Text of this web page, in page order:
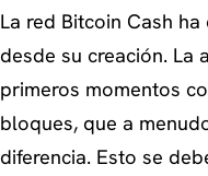
La red Bitcoin Cash
desde su creación. La
primeros momentos
bloques, que a
diferencia. Esto se